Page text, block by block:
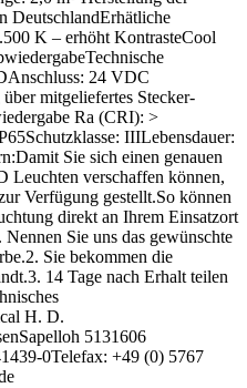
DeutschlandErhätliche
K – erhöht KontrasteCool
24 VDC
mitgeliefertes Stecker-
Ra (CRI): >
IIILebensdauer:
Sie sich einen genauen
verschaffen können,
Verfügung gestellt.So können
direkt an Ihrem Einsatzort
Sie uns das gewünschte
Sie bekommen die
14 Tage nach Erhalt teilen
H. D.
5131606
0Telefax: +49 (0) 5767